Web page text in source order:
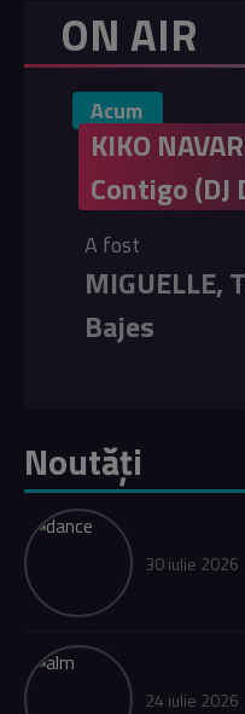
ON AIR
Acum
KIKO
Contigo (DJ
A fost
MIGUELLE,
Bajes
Noutăți
30 iulie 2026
24 iulie 2026